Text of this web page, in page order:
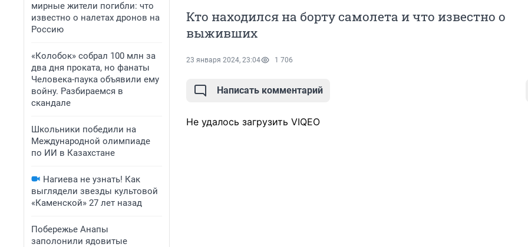
мирные жители погибли: что
известно о налетах дронов на
Россию
«Колобок» собрал 100 млн за
два дня проката, но фанаты
Человека-паука объявили ему
войну. Разбираемся в
скандале
Школьники победили на
Международной олимпиаде
по ИИ в Казахстане
Нагиева не узнать! Как
выглядели звезды культовой
«Каменской» 27 лет назад
Побережье Анапы
заполонили ядовитые
Кто находился на борту самолета и что известно о
выживших
23 января 2024, 23:04 1 706
Написать комментарий
Не удалось загрузить VIQEO